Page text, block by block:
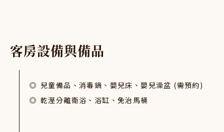
客房設備與備品
兒童備品、消毒鍋、嬰兒床、嬰兒澡盆 (需預約)
乾溼分離衛浴、浴缸、免治馬桶